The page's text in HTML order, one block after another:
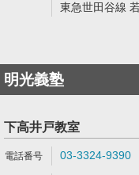
東急世田谷線
明光義塾
下高井戸教室
03-3324-9390